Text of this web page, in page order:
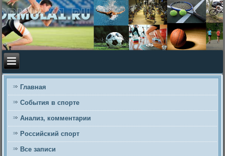
Главная
События в спорте
Анализ, комментарии
Российский спорт
Все записи